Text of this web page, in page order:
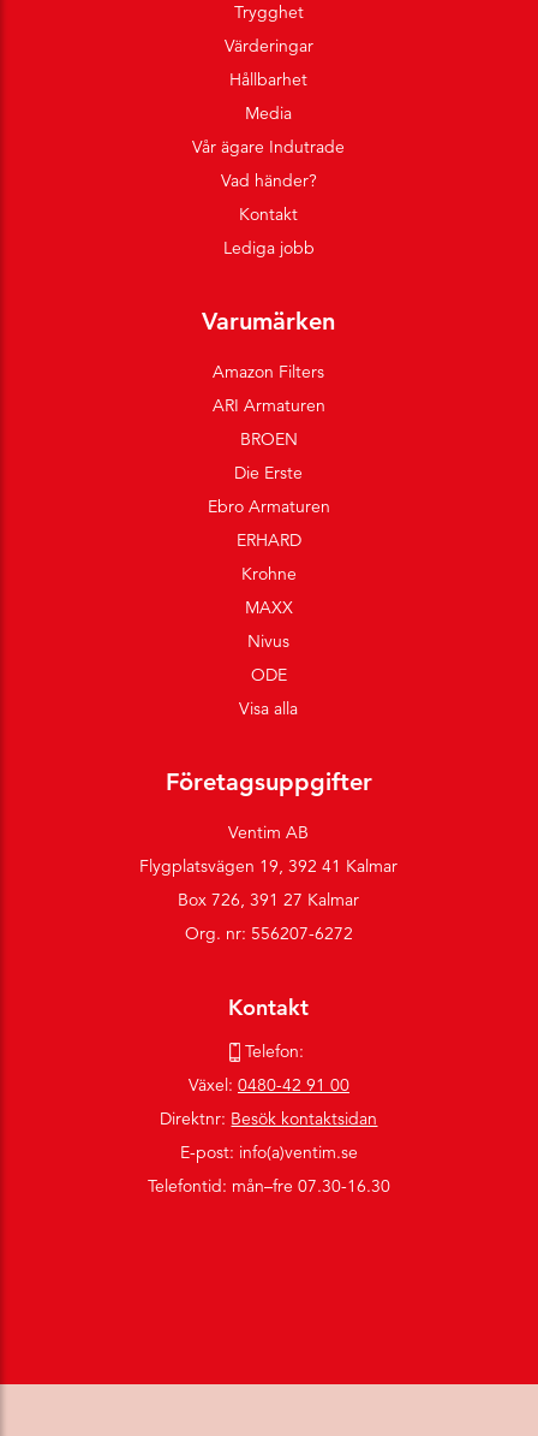
Trygghet
Värderingar
Hållbarhet
Media
Vår ägare Indutrade
Vad händer?
Kontakt
Lediga jobb
Varumärken
Amazon Filters
ARI Armaturen
BROEN
Die Erste
Ebro Armaturen
ERHARD
Krohne
MAXX
Nivus
ODE
Visa alla
Företagsuppgifter
Ventim AB
Flygplatsvägen 19, 392 41 Kalmar
Box 726, 391 27 Kalmar
Org. nr: 556207-6272
Kontakt
Telefon:
Växel: 0480-42 91 00
Direktnr: Besök kontaktsidan
E-post: info(a)ventim.se
Telefontid: mån–fre 07.30-16.30